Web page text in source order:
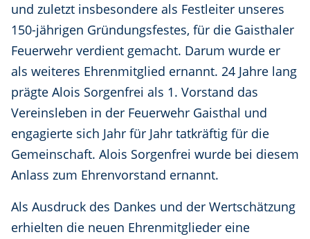
und zuletzt insbesondere als Festleiter unseres
150-jährigen Gründungsfestes, für die Gaisthaler
Feuerwehr verdient gemacht. Darum wurde er
als weiteres Ehrenmitglied ernannt. 24 Jahre lang
prägte Alois Sorgenfrei als 1. Vorstand das
Vereinsleben in der Feuerwehr Gaisthal und
engagierte sich Jahr für Jahr tatkräftig für die
Gemeinschaft. Alois Sorgenfrei wurde bei diesem
Anlass zum Ehrenvorstand ernannt.
Als Ausdruck des Dankes und der Wertschätzung
erhielten die neuen Ehrenmitglieder eine